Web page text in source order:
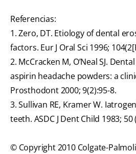
Referencias:
1. Zero, DT. Etiology of dental
factors. Eur J Oral Sci 1996;
2. McCracken M, O’Neal SJ.
aspirin headache powders: a
Prosthodont 2000; 9(2):95-8.
3. Sullivan RE, Kramer W.
teeth. ASDC J Dent Child 1983; 50
© Copyright 2010 Colgate-